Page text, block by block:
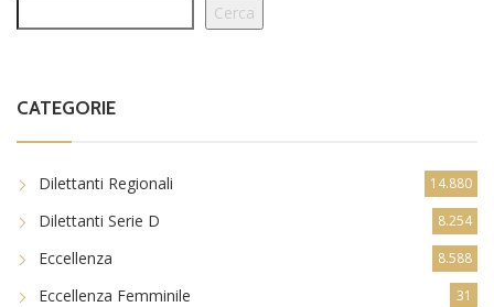
Cerca
CATEGORIE
Dilettanti Regionali 14.880
Dilettanti Serie D 8.254
Eccellenza 8.588
Eccellenza Femminile 31